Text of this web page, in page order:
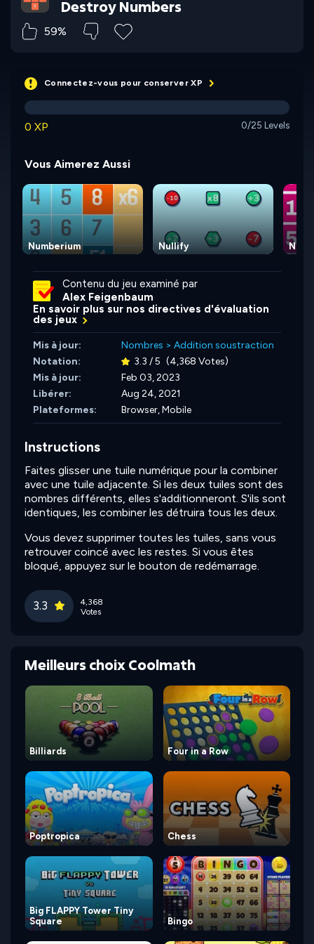
Destroy Numbers
59%
Connectez-vous pour conserver XP
0 XP 0/25 Levels
Vous Aimerez Aussi
Numberium Nullify
Contenu du jeu examiné par
Alex Feigenbaum
En savoir plus sur nos directives d'évaluation
des jeux
Mis à jour: Nombres > Addition soustraction
Notation:
3.3 / 5 (4,368 Votes)
Mis à jour:
Feb 03, 2023
Libérer:
Aug 24, 2021
Plateformes:
Browser, Mobile
Instructions
Faites glisser une tuile numérique pour la combiner
avec une tuile adjacente. Si les deux tuiles sont des
nombres différents, elles s'additionneront. S'ils sont
identiques, les combiner les détruira tous les deux.
Vous devez supprimer toutes les tuiles, sans vous
retrouver coincé avec les restes. Si vous êtes
bloqué, appuyez sur le bouton de redémarrage.
3.3
4,368
Votes
Meilleurs choix Coolmath
Billiards Four in a Row
Poptropica Chess
Big FLAPPY Tower Tiny
Square
Bingo